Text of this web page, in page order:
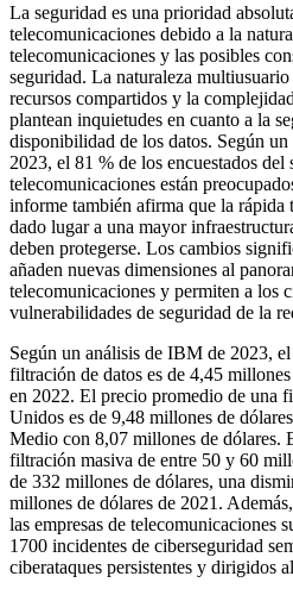
La seguridad es una prioridad
telecomunicaciones debido a la
telecomunicaciones y las posibles
seguridad. La naturaleza
recursos compartidos y la
plantean inquietudes en cuanto a la
disponibilidad de los datos. Según
2023, el 81 % de los encuestados del
telecomunicaciones están
informe también afirma que la
dado lugar a una mayor
deben protegerse. Los cambios
añaden nuevas dimensiones al
telecomunicaciones y permiten a los
vulnerabilidades de seguridad de la
Según un análisis de IBM de 2023,
filtración de datos es de 4,45
en 2022. El precio promedio de una
Unidos es de 9,48 millones de
Medio con 8,07 millones de dólares.
filtración masiva de entre 50 y 60
de 332 millones de dólares, una
millones de dólares de 2021.
las empresas de telecomunicaciones
1700 incidentes de ciberseguridad
ciberataques persistentes y dirigidos